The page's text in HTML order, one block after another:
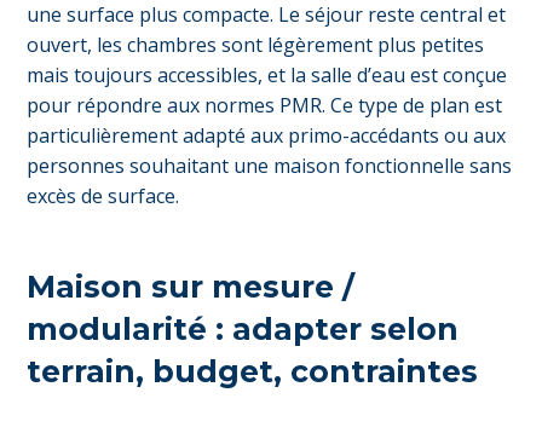
une surface plus compacte. Le séjour reste central et
ouvert, les chambres sont légèrement plus petites
mais toujours accessibles, et la salle d’eau est conçue
pour répondre aux normes PMR. Ce type de plan est
particulièrement adapté aux primo-accédants ou aux
personnes souhaitant une maison fonctionnelle sans
excès de surface.
Maison sur mesure /
modularité : adapter selon
terrain, budget, contraintes